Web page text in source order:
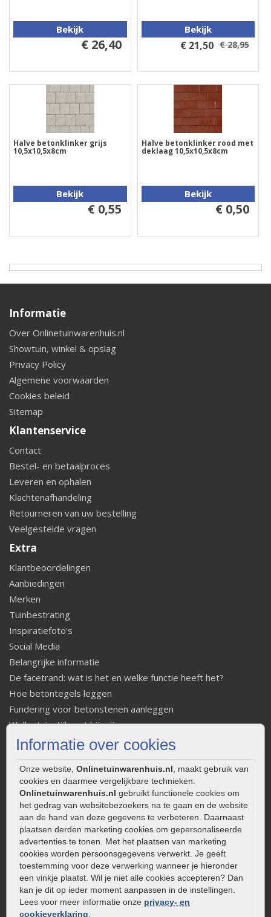
Informatie over cookies
Onze website, Onlinetuinwarenhuis.nl , maakt gebruik van
cookies en daarmee vergelijkbare technieken.
Onlinetuinwarenhuis.nl gebruikt functionele cookies om
het gedrag van websitebezoekers na te gaan en de website
aan de hand van deze gegevens te verbeteren. Daarnaast
plaatsen derden marketing cookies om gepersonaliseerde
advertenties te tonen. Met het plaatsen van marketing
cookies worden persoonsgegevens verwerkt. Je geeft
toestemming voor deze verwerking wanneer je hieronder
een vinkje plaatst. Wil je niet alle cookies accepteren? Dan
kan je dit op ieder moment aanpassen in de instellingen.
Lees voor meer informatie onze privacy- en
cookieverklaring
Bekijk
€ 26,40
Bekijk
€ 21,50 € 28,95
Halve betonklinker grijs
10,5x10,5x8cm
Bekijk
€ 0,55
Halve betonklinker rood met
deklaag 10,5x10,5x8cm
Bekijk
€ 0,50
Informatie
Over Onlinetuinwarenhuis.nl
Showtuin, winkel & opslag
Privacy Policy
Algemene voorwaarden
Cookies beleid
Sitemap
Klantenservice
Contact
Bestel- en betaalproces
Leveren en ophalen
Klachtenafhandeling
Retourneren van uw bestelling
Veelgestelde vragen
Extra
Klantbeoordelingen
Aanbiedingen
Merken
Tuinbestrating
Inspiratiefoto's
Social Media
Belangrijke informatie
De facetrand: wat is het en welke functie heeft het?
Hoe betontegels leggen
Fundering voor betonstenen aanleggen
Welke tuinstijl past bij mij
Strakke tuin inrichten
Onderhoud van gebakken bestrating
Aanlegtips voor gebakken bestrating
Zelf een terras aanleggen
Kleine stadstuin inrichten
0320 – 219170
Kaapstanderweg 41
8243 RB Lelystad
info@onlinetuinwarenhuis.nl
Routebeschrijving